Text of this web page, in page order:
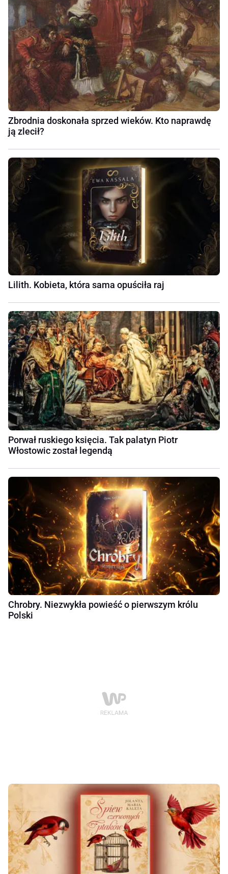
Zbrodnia doskonała sprzed wieków. Kto naprawdę
ją zlecił?
Lilith. Kobieta, która sama opuściła raj
Porwał ruskiego księcia. Tak palatyn Piotr
Włostowic został legendą
Chrobry. Niezwykła powieść o pierwszym królu
Polski